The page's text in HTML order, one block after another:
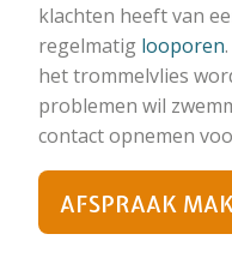
klachten heeft van
regelmatig looporen
het trommelvlies
problemen wil
contact opnemen
AFSPRAAK